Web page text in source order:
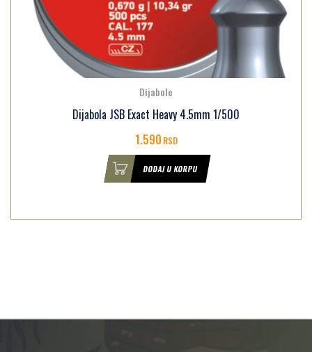
Dijabole
Dijabola JSB Exact Heavy 4.5mm 1/500
1.590RSD
DODAJ U KORPU